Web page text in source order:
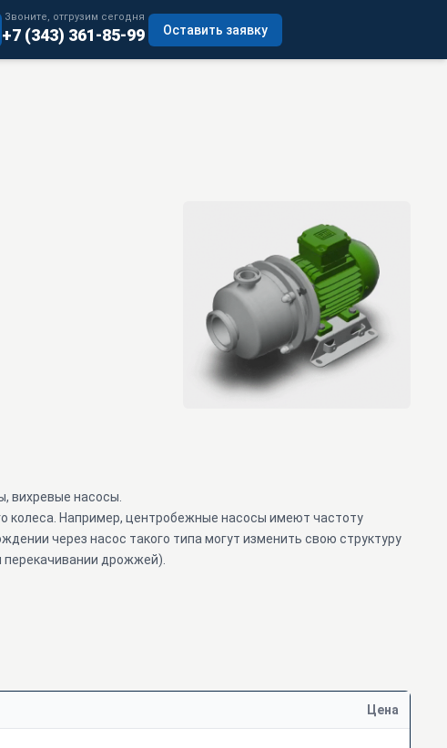
Звоните, отгрузим сегодня
+7 (343) 361-85-99 Оставить заявку
вихревые насосы.
колеса. Например, центробежные насосы имеют частоту
через насос такого типа могут изменить свою структуру
дрожжей).
Цена